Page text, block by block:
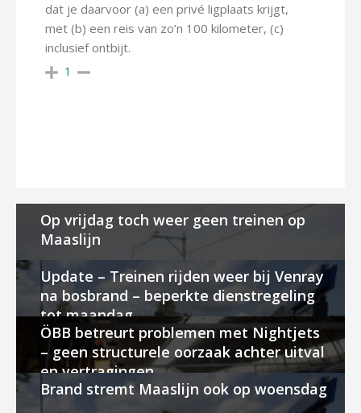
dat je daarvoor (a) een privé ligplaats krijgt,
met (b) een reis van zo’n 100 kilometer, (c)
inclusief ontbijt.
1
Op vrijdag toch weer geen treinen op
Maaslijn
Update – Treinen rijden weer bij Venray
na bosbrand – beperkte dienstregeling
tot maandag
ÖBB betreurt problemen met Nightjets
– geen structurele oorzaak achter uitval
en vertragingen
Brand stremt Maaslijn ook op woensdag